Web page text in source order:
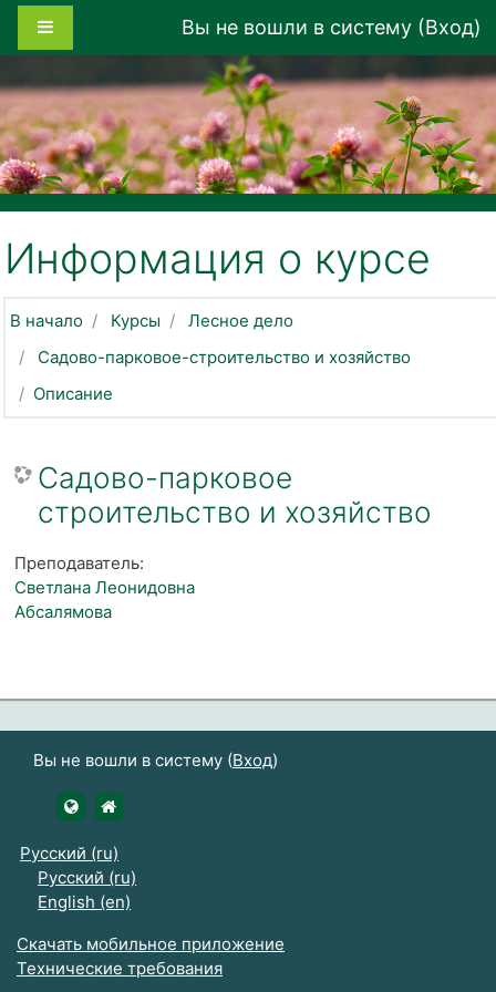
Перейти к основному содержанию
Вы не вошли в систему (Вход)
Информация о курсе
В начало Курсы
Лесное дело
Садово-парковое-строительство и хозяйство
Описание
Садово-парковое
строительство и хозяйство
Преподаватель:
Светлана Леонидовна
Абсалямова
Вы не вошли в систему (Вход)
https://udsau.ru
Русский ‎(ru)‎
Русский ‎(ru)‎
English ‎(en)‎
Скачать мобильное приложение
Технические требования